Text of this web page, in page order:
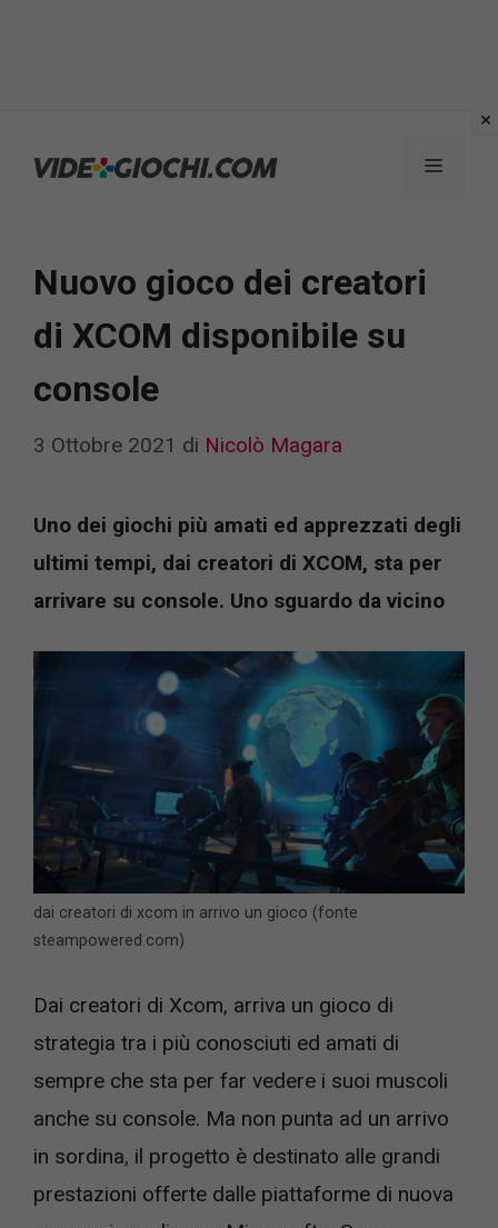
Menu
Nuovo gioco dei creatori
di XCOM disponibile su
console
3 Ottobre 2021 di Nicolò Magara
Uno dei giochi più amati ed apprezzati degli
ultimi tempi, dai creatori di XCOM, sta per
arrivare su console. Uno sguardo da vicino
dai creatori di xcom in arrivo un gioco (fonte
steampowered.com)
Dai creatori di Xcom, arriva un gioco di
strategia tra i più conosciuti ed amati di
sempre che sta per far vedere i suoi muscoli
anche su console. Ma non punta ad un arrivo
in sordina, il progetto è destinato alle grandi
prestazioni offerte dalle piattaforme di nuova